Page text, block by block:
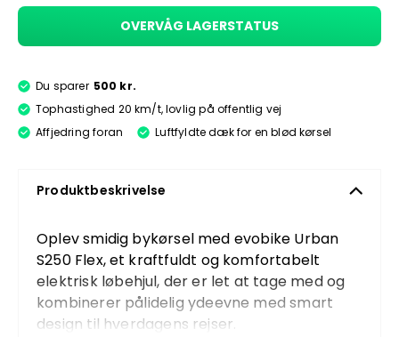
OVERVÅG LAGERSTATUS
Du sparer 500 kr.
Tophastighed 20 km/t, lovlig på offentlig vej
Affjedring foran
Luftfyldte dæk for en blød kørsel
Produktbeskrivelse
Oplev smidig bykørsel med evobike Urban
S250 Flex, et kraftfuldt og komfortabelt
elektrisk løbehjul, der er let at tage med og
kombinerer pålidelig ydeevne med smart
design til hverdagens rejser.